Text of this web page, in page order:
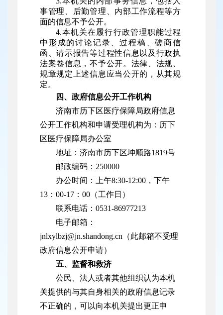
事管理、后勤管理、内部工作流程等方
面的信息不予公开。
4.本机关在履行行政管理职能过程
中形成的讨论记录、过程稿、磋商信
函、请示报告等过程性信息以及行政执
法案卷信息，不予公开。法律、法规、
规章规定上述信息应当公开的，从其规
定。
四、政府信息公开工作机构
济南市历下区医疗保障局政府信息
公开工作机构和申请受理机构为：历下
区医疗保障局办公室
地址：济南市历下区坤顺路1819号
邮政编码：250000
办公时间：上午8:30-12:00，下午
13：00-17：00（工作日）
联系电话：0531-86977213
电子邮箱：
jnlxylbzj@jn.shandong.cn（此邮箱不受理
政府信息公开申请）
五、监督和救济
公民、法人或者其他组织认为本机
关提供的与其自身相关的政府信息记录
不正确的，可以向本机关提出更正申